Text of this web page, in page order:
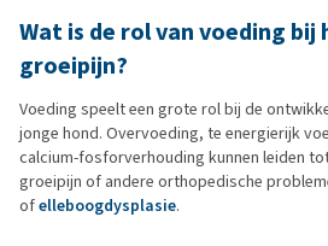
Wat is de rol van voeding
groeipijn?
Voeding speelt een grote rol bij de
jonge hond. Overvoeding, te energierijk
calcium-fosforverhouding kunnen leiden
groeipijn of andere orthopedische
ofelleboogdysplasie.